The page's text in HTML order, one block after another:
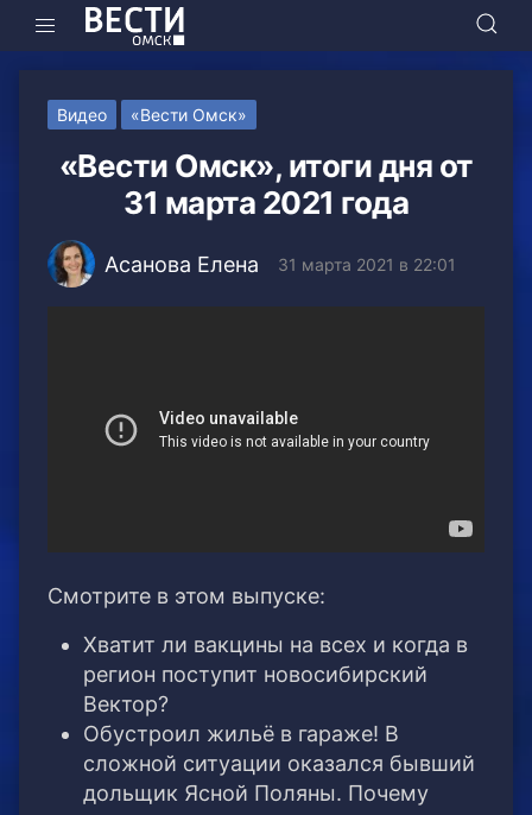
Видео «Вести Омск»
«Вести Омск», итоги дня от
31 марта 2021 года
Асанова Елена 31 марта 2021 в 22:01
Смотрите в этом выпуске:
Хватит ли вакцины на всех и когда в
регион поступит новосибирский
Вектор?
Обустроил жильё в гараже! В
сложной ситуации оказался бывший
дольщик Ясной Поляны. Почему